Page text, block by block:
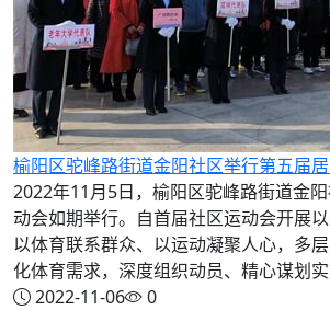
榆阳区驼峰路街道金阳社区举行第五届
2022年11月5日，榆阳区驼峰路街道金
动会如期举行。自首届社区运动会开展
以体育联系群众、以运动凝聚人心，多
化体育需求，深度组织动员、精心谋划
2022-11-06
0